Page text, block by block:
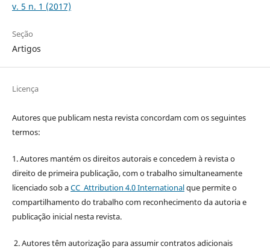
v. 5 n. 1 (2017)
Seção
Artigos
Licença
Autores que publicam nesta revista concordam com os seguintes
termos:
1. Autores mantém os direitos autorais e concedem à revista o
direito de primeira publicação, com o trabalho simultaneamente
licenciado sob aCC Attribution 4.0 Internationalque permite o
compartilhamento do trabalho com reconhecimento da autoria e
publicação inicial nesta revista.
2. Autores têm autorização para assumir contratos adicionais